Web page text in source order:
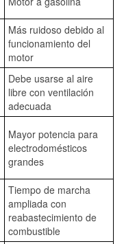
Más ruidoso debido al
funcionamiento del
motor
Debe usarse al aire
libre con ventilación
adecuada
Mayor potencia para
electrodomésticos
grandes
Tiempo de marcha
ampliada con
reabastecimiento de
combustible